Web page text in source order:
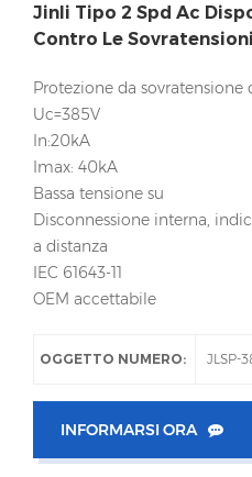
Jinli Tipo 2 Spd Ac
Contro Le
Protezione da
Uc=385V
In:20kA
Imax: 40kA
Bassa tensione su
Disconnessione interna,
a distanza
IEC 61643-11
OEM accettabile
OGGETTO NUMERO: JLSP-
INFORMARSI ORA